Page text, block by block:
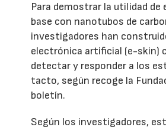
Para demostrar la utilidad de
base con nanotubos de
investigadores han
electrónica artificial (e-skin)
detectar y responder a los
tacto, según recoge la
boletín.
Según los investigadores,